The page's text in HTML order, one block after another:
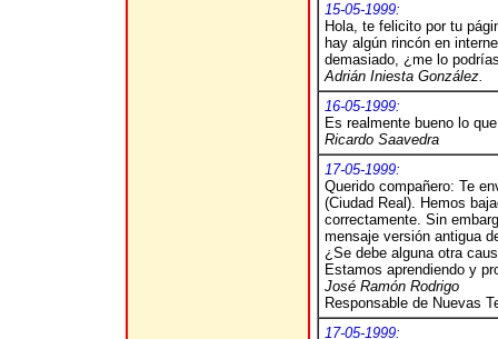
15-05-1999:
Hola, te felicito por tu
hay algún rincón en
demasiado, ¿me lo
Adrián Iniesta González.
16-05-1999:
Es realmente bueno lo
Ricardo Saavedra
17-05-1999:
Querido compañero: Te
(Ciudad Real). Hemos
correctamente. Sin
mensaje versión antigua
¿Se debe alguna otra
Estamos aprendiendo y
José Ramón Rodrigo
Responsable de Nuevas
17-05-1999: